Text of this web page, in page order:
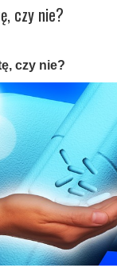
czy nie?
czy nie?